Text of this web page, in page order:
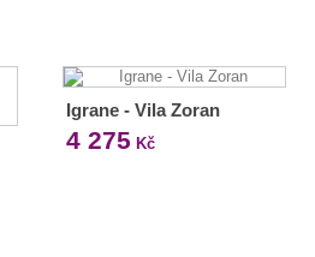
Igrane - Vila Zoran
4 275 Kč